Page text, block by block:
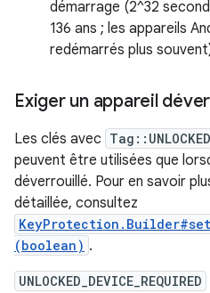
démarrage (2^32
136 ans ; les appareils
redémarrés plus
Exiger un appareil
Les clés avec
peuvent être utilisées que
déverrouillé. Pour en savoir
détaillée, consultez
(boolean) .
UNLOCKED_DEVICE_REQUIRED